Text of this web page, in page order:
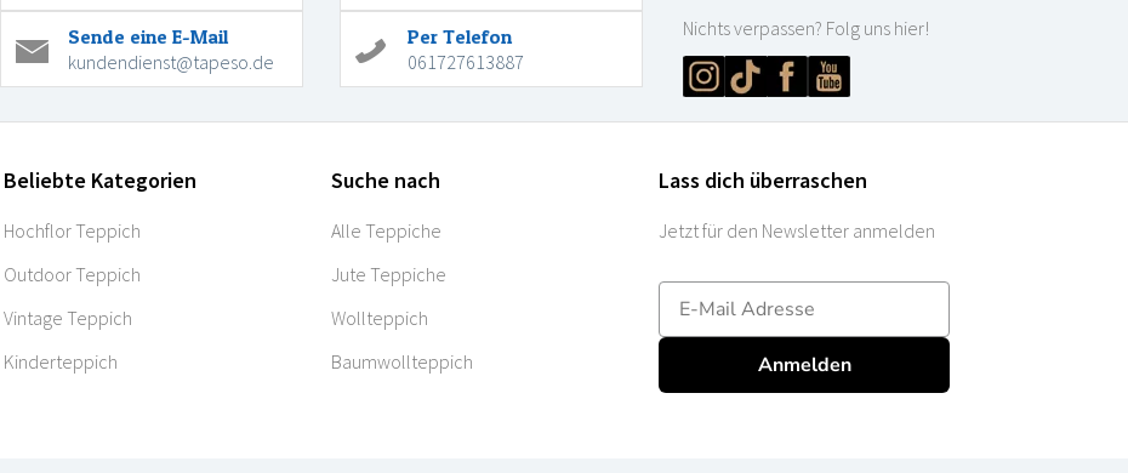
Sende eine E-Mail
kundendienst@tapeso.de
Per Telefon
061727613887
Nichts verpassen? Folg uns hier!
Beliebte Kategorien
Hochflor Teppich
Outdoor Teppich
Vintage Teppich
Kinderteppich
Suche nach
Alle Teppiche
Jute Teppiche
Wollteppich
Baumwollteppich
Lass dich überraschen
Jetzt für den Newsletter anmelden
E-mailadres
Anmelden